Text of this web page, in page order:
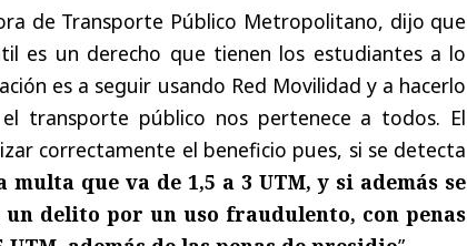
de Transporte Público Metropolitano, dijo que
es un derecho que tienen los estudiantes a lo
es a seguir usando Red Movilidad y a hacerlo
transporte público nos pertenece a todos. El
correctamente el beneficio pues, si se detecta
multa que va de 1,5 a 3 UTM, y si además se
un delito por un uso fraudulento, con penas